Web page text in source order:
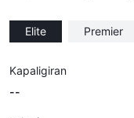
Elite Premier
Kapaligiran
--